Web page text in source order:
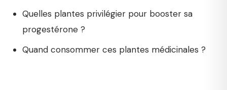
Quelles plantes privilégier pour booster sa
progestérone ?
Quand consommer ces plantes médicinales ?